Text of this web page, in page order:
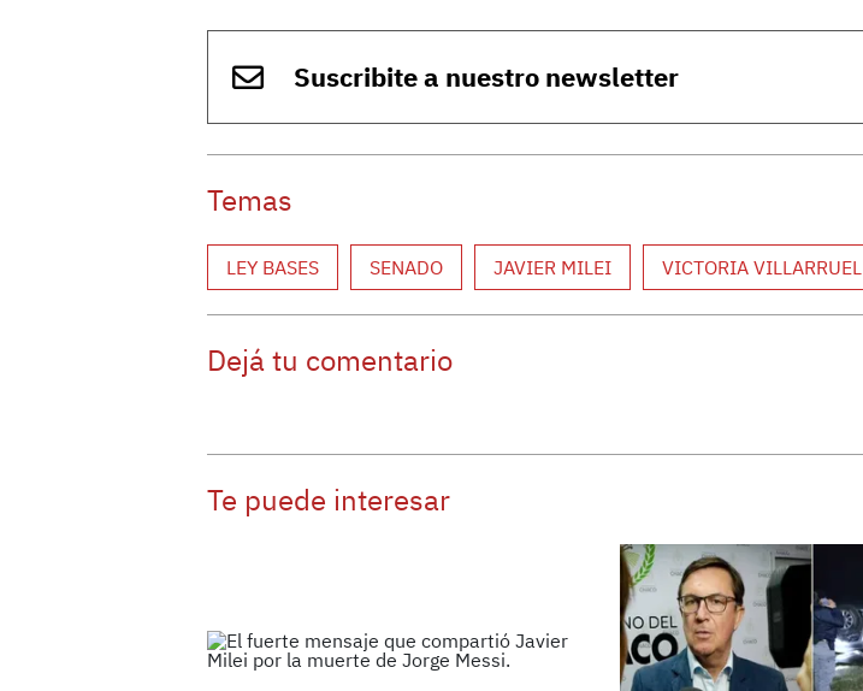
Suscribite a nuestro newsletter
Temas
LEY BASES SENADO JAVIER MILEI VICTORIA VILLARRUEL
Dejá tu comentario
Te puede interesar